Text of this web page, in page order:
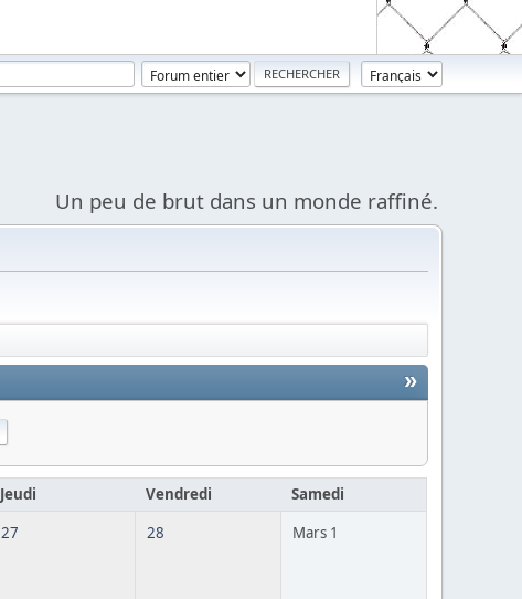
Un peu de brut dans un monde raffiné.
»
Jeudi Vendredi Samedi
27 28 Mars 1